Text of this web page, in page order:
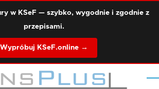
w KSeF — szybko, wygodnie i zgodnie z
przepisami.
Wypróbuj KSeF.online →